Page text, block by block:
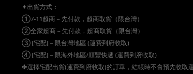
✦出貨方式：
①7-11超商－先付款，超商取貨（限台灣）
②全家超商－先付款，超商取貨（限台灣）
③ [宅配]－限台灣地區 (運費到府收取)
④ [宅配]－限海外地區/順豐快遞 (運費到府收取)
✤選擇宅配出貨(運費到府收取)的訂單，結帳時不會預先收取